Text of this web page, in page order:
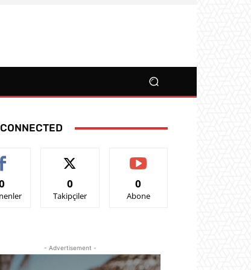
0
Takipçiler
0
Abone
- Advertisement -